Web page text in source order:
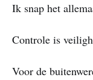
Ik snap het
Controle is
Voor de